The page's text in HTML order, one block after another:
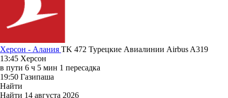
Херсон - Алания TK 472 Турецкие Авиалинии Airbus A319
13:45 Херсон
в пути 6 ч 5 мин 1 пересадка
19:50 Газипаша
Найти
Найти 14 августа 2026